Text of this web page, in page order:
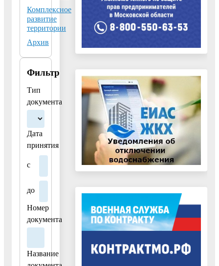
Комплексное
развитие
территории
Архив
Фильтр
Тип
документа
Дата
принятия
с
до
Номер
документа
Название
переданных
полномочий).
в
рассмотрении
согласовании
территориальной
комплексной
градостроительного
планирования
территории
схем
развития